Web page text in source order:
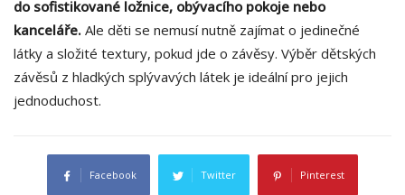
do sofistikované ložnice, obývacího pokoje nebo
kanceláře. Ale děti se nemusí nutně zajímat o jedinečné
látky a složité textury, pokud jde o závěsy. Výběr dětských
závěsů z hladkých splývavých látek je ideální pro jejich
jednoduchost.
Facebook Twitter Pinterest